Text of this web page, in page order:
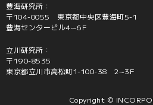
豊海研究所：
〒104-0055 東京都中央区豊海町5-1
豊海センタービル4~6F
立川研究所：
〒190-8535
東京都立川市高松町1-100-38 2~3F
Copyright ©